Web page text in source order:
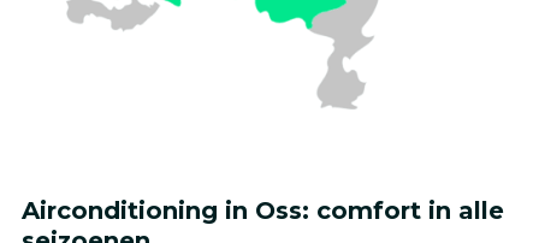
Airconditioning in Oss: comfort in alle